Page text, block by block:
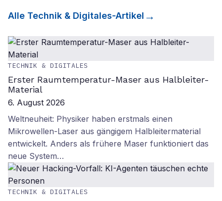
Alle Technik & Digitales-Artikel
TECHNIK & DIGITALES
Erster Raumtemperatur-Maser aus Halbleiter-
Material
6. August 2026
Weltneuheit: Physiker haben erstmals einen
Mikrowellen-Laser aus gängigem Halbleitermaterial
entwickelt. Anders als frühere Maser funktioniert das
neue System…
TECHNIK & DIGITALES